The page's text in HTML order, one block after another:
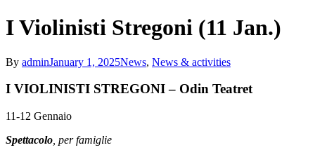
I Violinisti Stregoni (11 Jan.)
By adminJanuary 1, 2025News, News & activities
I VIOLINISTI STREGONI – Odin Teatret
11-12 Gennaio
Spettacolo , per famiglie